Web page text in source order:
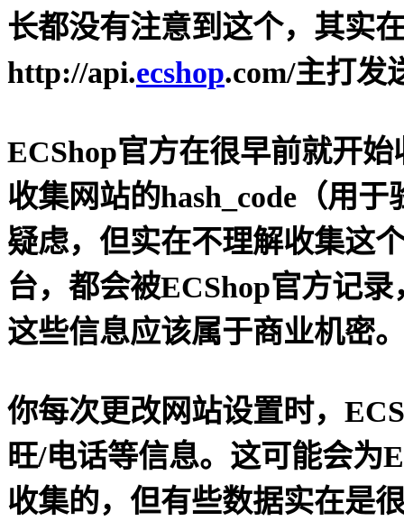
长都没有注意到这个，其实
http://api.ecshop.com/主打发
ECShop官方在很早前就开
收集网站的hash_code（用
疑虑，但实在不理解收集这
台，都会被ECShop官方记
这些信息应该属于商业机密
你每次更改网站设置时，
旺/电话等信息。这可能会为
收集的，但有些数据实在是